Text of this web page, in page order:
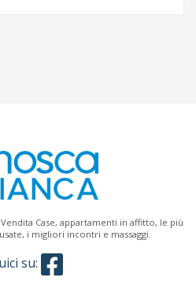
Case, appartamenti in affitto, le più
i migliori incontri e massaggi.
su: